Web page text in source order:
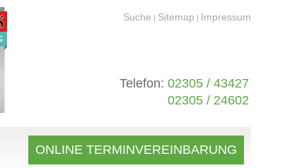
Suche | Sitemap | Impressum
Telefon: 02305 / 43427
02305 / 24602
ONLINE TERMINVEREINBARUNG